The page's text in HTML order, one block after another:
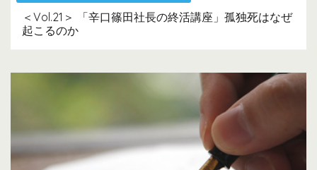
＜Vol.21＞ 「辛口篠田社長の終活講座」孤独死はなぜ
起こるのか